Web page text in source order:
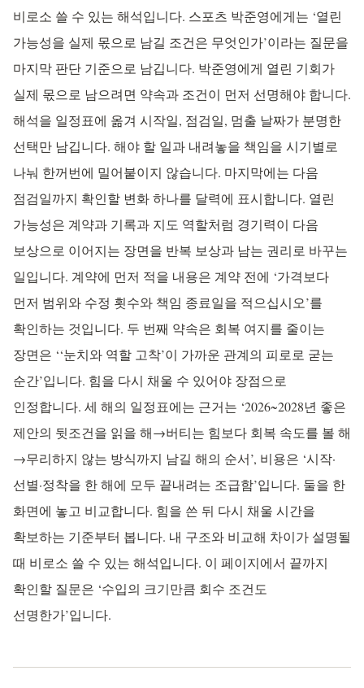
비로소 쓸 수 있는 해석입니다. 스포츠 박준영에게는 ‘열린
가능성을 실제 몫으로 남길 조건은 무엇인가’이라는 질문을
마지막 판단 기준으로 남깁니다. 박준영에게 열린 기회가
실제 몫으로 남으려면 약속과 조건이 먼저 선명해야 합니다.
해석을 일정표에 옮겨 시작일, 점검일, 멈출 날짜가 분명한
선택만 남깁니다. 해야 할 일과 내려놓을 책임을 시기별로
나눠 한꺼번에 밀어붙이지 않습니다. 마지막에는 다음
점검일까지 확인할 변화 하나를 달력에 표시합니다. 열린
가능성은 계약과 기록과 지도 역할처럼 경기력이 다음
보상으로 이어지는 장면을 반복 보상과 남는 권리로 바꾸는
일입니다. 계약에 먼저 적을 내용은 계약 전에 ‘가격보다
먼저 범위와 수정 횟수와 책임 종료일을 적으십시오’를
확인하는 것입니다. 두 번째 약속은 회복 여지를 줄이는
장면은 ‘‘눈치와 역할 고착’이 가까운 관계의 피로로 굳는
순간’입니다. 힘을 다시 채울 수 있어야 장점으로
인정합니다. 세 해의 일정표에는 근거는 ‘2026~2028년 좋은
제안의 뒷조건을 읽을 해→버티는 힘보다 회복 속도를 볼 해
→무리하지 않는 방식까지 남길 해의 순서’, 비용은 ‘시작·
선별·정착을 한 해에 모두 끝내려는 조급함’입니다. 둘을 한
화면에 놓고 비교합니다. 힘을 쓴 뒤 다시 채울 시간을
확보하는 기준부터 봅니다. 내 구조와 비교해 차이가 설명될
때 비로소 쓸 수 있는 해석입니다. 이 페이지에서 끝까지
확인할 질문은 ‘수입의 크기만큼 회수 조건도
선명한가’입니다.